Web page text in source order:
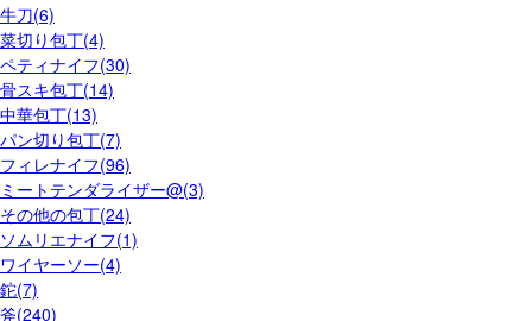
牛刀(6)
菜切り包丁(4)
ペティナイフ(30)
骨スキ包丁(14)
中華包丁(13)
パン切り包丁(7)
フィレナイフ(96)
ミートテンダライザー@(3)
その他の包丁(24)
ソムリエナイフ(1)
ワイヤーソー(4)
鉈(7)
斧(240)